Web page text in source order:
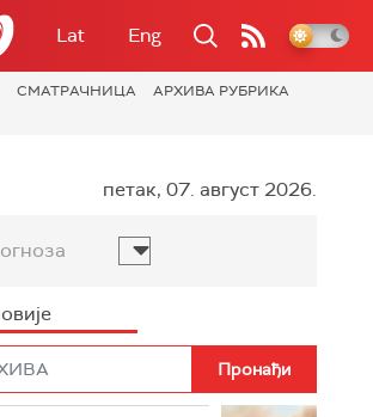
Lat Eng
СМАТРАЧНИЦА
АРХИВА РУБРИКА
петак, 07. август 2026.